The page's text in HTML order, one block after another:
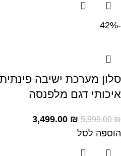
-42%
סלון מערכת ישיבה
איכותי דגם מלפנסה
5,999.00₪
3,499.00 ₪
הוספה לסל